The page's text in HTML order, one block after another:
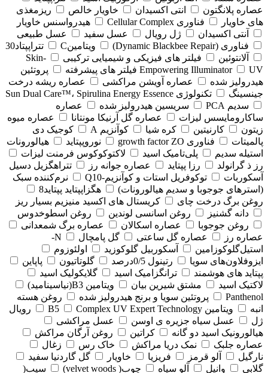
عصاره پلانگتون
انتی اکسیدان خاویار خالص
ریزمغذی
های خاویار
فناوری Cellular Complex
هیدرواسنس خاویار
آنتی اکسیدان
ژل رویال عسل سفید
عسل طبیعی
فناوری (‏Dynamic Blackbee Repair)
ویتامینC
تتراپپتاد30
آلانتوئین
فیلتر های فیزیکی و شیمیایی ترکیبی
Skin-
Empowering Illuminator
UV فیلتر های پیشرفته
پروتئین
هیدرولیز شده
عصاره آویشن مراکشی
عصاره ریشه درخت
جینسینگ
تکنولوژی Sun Dual Care™، Spirulina Energy Essence
سدیم PCA
سریسین هیدرولیز شده
عصاره
ساکارومایسس لیزات
عصاره گل آرنیکا مونتانا
عصاره میوه
زیتون
کارنیتین کره شیا کوآنزیم A
کوجیک دی
پالمیتات
فناوری growth factor ZO نوروپپتاید
هیالورونات
استیله سدیم
پلی‌تامیک اسید
لاکتوکوکوس فرمنت لیزات
رز ذ گرانولد
رزا پپتاید عصاره جوانه رز
تتراهگزیل دسیل
آسکوربات
توکوفریل استات و کوآنزیم-Q10
نرم‌کننده سبک
(استرهای جوجوبا و سدیم هیالورونات)
هگزاپپتاید پپتاید8
روغن برگ درخت چای
کریستال های اکسید منیزیم بسیار ریز
دانه گشنیز
روغن اسانسی لوندین
روغن اسطوخدوس
روغن جوجوبا
عصاره اسکالان
عصاره برگ شمعدانی
عصاره رز
عصاره گل ساعتی گل پامچال
N-
استیل‌گلوکوزامین
آسکوربیل گلوکوزید
اولئوزوم
ایزوفلاون‌های سویا
رتینول 0/5درصد گلوتاتیون
پاپاین
پپتاید های هوشمند
ترانگزامیک اسید
گلایکولیک اسید
لاکتیک اسید
مشتق شیرین بیان
ویتامین B3(نیاسینامید)
Panthenol
پروتئین سویا و برنج هیدرولیز شده
روغن هسته
انبه
ویتامین B5 Complex UV Expert Technology
رویال
ژل
عسل سیاه جزیره ی اوسن
عسل مراکشی
هیالورونیک اسید دو گانه
کراتین
روغن آرگان مراکش
عصاره جلبک
نمک دریا مراکش خاک رس
زغال
نارگیل
آلو قرمز فریزیا خاویار
گل گاردنیا سفید
گلابی
وانیل آلو سیاه چوب( velvet woods) سیب(